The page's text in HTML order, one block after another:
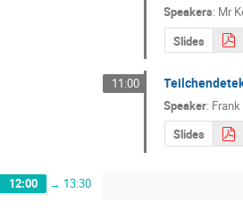
Speakers: Mr
Slides
11:00
Speaker:
Slides
12:00 → 13:30